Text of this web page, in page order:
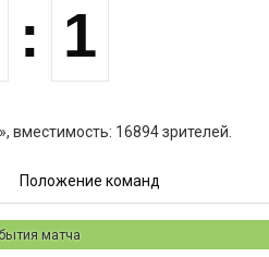
: 1
вместимость: 16894 зрителей.
Положение команд
матча